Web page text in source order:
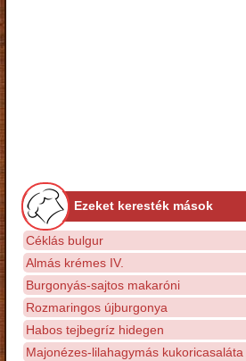
Ezeket keresték mások
Céklás bulgur
Almás krémes IV.
Burgonyás-sajtos makaróni
Rozmaringos újburgonya
Habos tejbegríz hidegen
Majonézes-lilahagymás kukoricasaláta